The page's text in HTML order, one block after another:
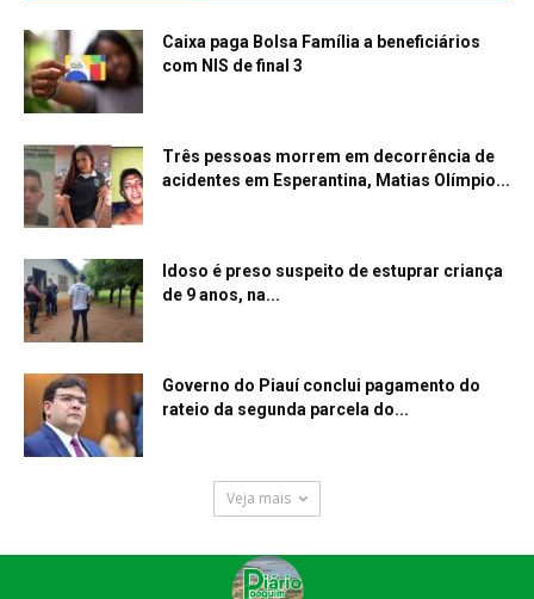
Caixa paga Bolsa Família a beneficiários
com NIS de final 3
Três pessoas morrem em decorrência de
acidentes em Esperantina, Matias Olímpio...
Idoso é preso suspeito de estuprar criança
de 9 anos, na...
Governo do Piauí conclui pagamento do
rateio da segunda parcela do...
Veja mais